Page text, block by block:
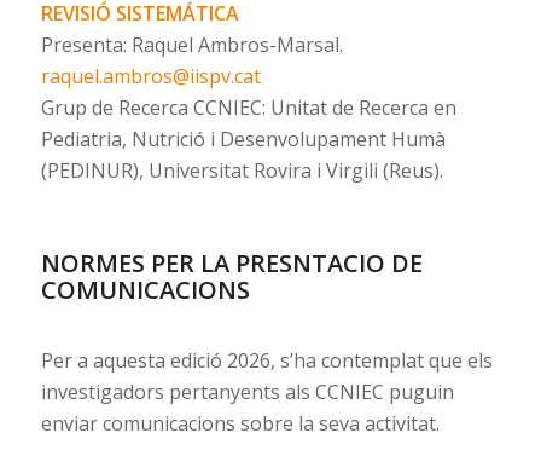
REVISIÓ SISTEMÁTICA
Presenta: Raquel Ambros-Marsal.
raquel.ambros@iispv.cat
Grup de Recerca CCNIEC: Unitat de Recerca en
Pediatria, Nutrició i Desenvolupament Humà
(PEDINUR), Universitat Rovira i Virgili (Reus).
NORMES PER LA PRESNTACIO DE
COMUNICACIONS
Per a aquesta edició 2026, s’ha contemplat que els
investigadors pertanyents als CCNIEC puguin
enviar comunicacions sobre la seva activitat.